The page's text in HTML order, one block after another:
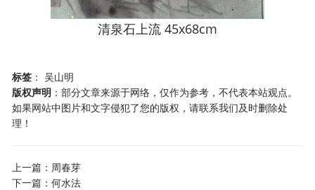
清泉石上流 45x68cm
标签 ：吴山明
版权声明 ：部分文章来源于网络，仅作为参考，不代表本站观点。
如果网站中图片和文字侵犯了您的版权，请联系我们及时删除处
理！
上一篇： 周春芽
下一篇：何水法